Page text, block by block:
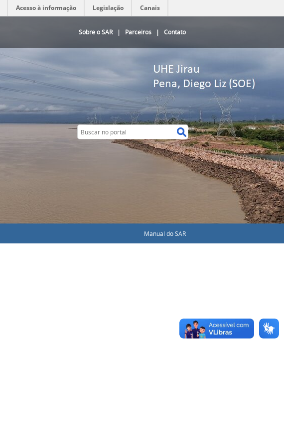
Acesso à informação Legislação Canais
Sobre o SAR | Parceiros | Contato
Buscar no portal
Buscar no portal
Manual do SAR